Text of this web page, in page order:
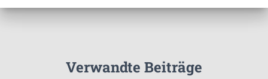
Verwandte Beiträge